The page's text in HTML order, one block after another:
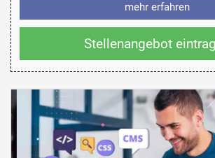
mehr erfahren
Stellenangebot